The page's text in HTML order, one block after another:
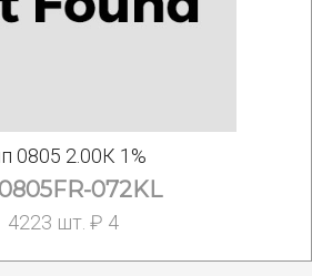
0805 2.00К 1%
072KL
4223 шт. ₽ 4